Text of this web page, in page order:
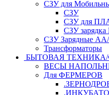
СЗУ для
СЗУ
СЗУ для
СЗУ зарядка
СЗУ Зарядные АА/
Трансформаторы
БЫТОВАЯ ТЕХНИКА/
ВЕСЫ
Для ФЕРМЕРОВ